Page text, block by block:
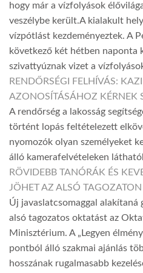
hogy már a vízfolyások
veszélybe került.A kialakult
vízpótlást kezdeményeztek. A
következő két hétben naponta
szivattyúznak vizet a
RENDŐRSÉGI FELHÍVÁS:
AZONOSÍTÁSÁHOZ KÉRNEK
A rendőrség a lakosság
történt lopás feltételezett
nyomozók olyan személyeket
álló kamerafelvételeken
RÖVIDEBB TANÓRÁK ÉS
JÖHET AZ ALSÓ TAGOZATON
Új javaslatcsomaggal alakítaná
alsó tagozatos oktatást az
Minisztérium. A „Legyen
pontból álló szakmai ajánlás
hosszának rugalmasabb